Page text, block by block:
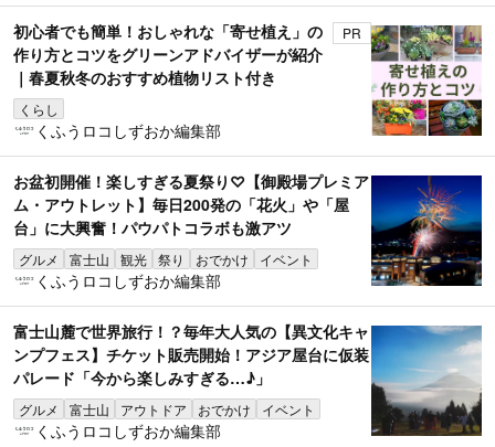
初心者でも簡単！おしゃれな「寄せ植え」の
作り方とコツをグリーンアドバイザーが紹介
｜春夏秋冬のおすすめ植物リスト付き
くらし
PR
くふうロコしずおか編集部
お盆初開催！楽しすぎる夏祭り♡【御殿場プレミア
ム・アウトレット】毎日200発の「花火」や「屋
台」に大興奮！パウパトコラボも激アツ
グルメ 富士山 観光 祭り おでかけ イベント
くふうロコしずおか編集部
富士山麓で世界旅行！？毎年大人気の【異文化キャ
ンプフェス】チケット販売開始！アジア屋台に仮装
パレード「今から楽しみすぎる…♪」
グルメ 富士山 アウトドア おでかけ イベント
くふうロコしずおか編集部